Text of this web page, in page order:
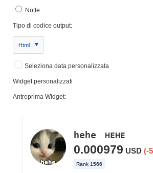
Notte
Tipo di codice output:
Html
Seleziona data personalizzata
Widget personalizzati
Antreprima Widget: